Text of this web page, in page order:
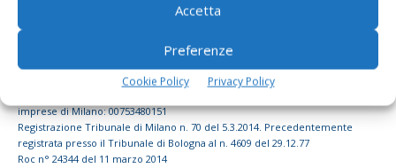
Accetta
Preferenze
Cookie Policy Privacy Policy
© Tecniche Nuove Spa. Tutti i diritti riservati. Sede legale Via Eritrea 21 -
imprese di Milano: 00753480151
Registrazione Tribunale di Milano n. 70 del 5.3.2014. Precedentemente
registrata presso il Tribunale di Bologna al n. 4609 del 29.12.77
Roc n° 24344 del 11 marzo 2014